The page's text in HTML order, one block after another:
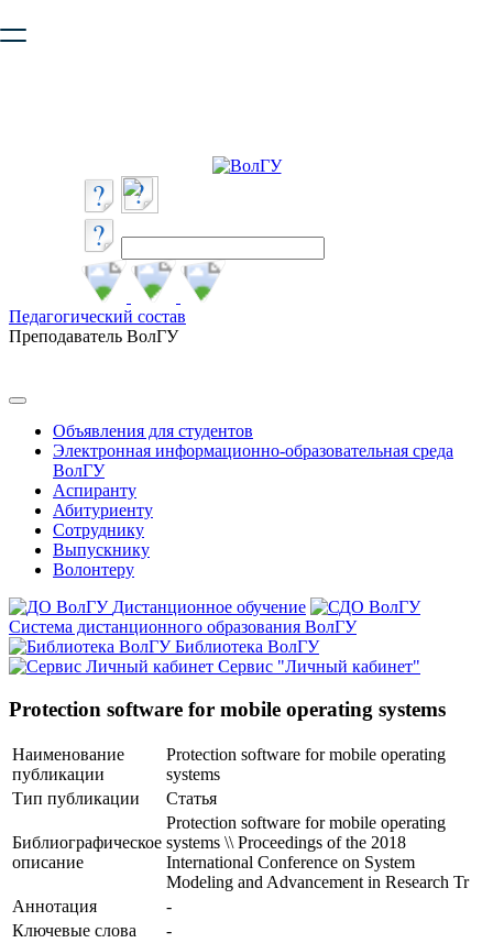
безопасную работу с сайтом. Пожалуйста
Педагогический состав
Преподаватель ВолГУ
Объявления для студентов
Электронная информационно-образовательная среда
ВолГУ
Аспиранту
Абитуриенту
Сотруднику
Выпускнику
Волонтеру
Дистанционное обучение
Система дистанционного образования ВолГУ
Библиотека ВолГУ
Сервис "Личный кабинет"
Protection software for mobile operating systems
Наименование
публикации
Protection software for mobile operating
systems
Тип публикации
Статья
Библиографическое
описание
Protection software for mobile operating
systems \\ Proceedings of the 2018
International Conference on System
Modeling and Advancement in Research Tr
Аннотация
-
Ключевые cлова
-